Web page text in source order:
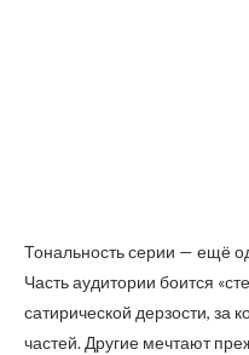
Тональность серии — ещё
Часть аудитории боится
сатирической дерзости, за
частей. Другие мечтают